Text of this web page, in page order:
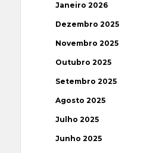
Janeiro 2026
Dezembro 2025
Novembro 2025
Outubro 2025
Setembro 2025
Agosto 2025
Julho 2025
Junho 2025